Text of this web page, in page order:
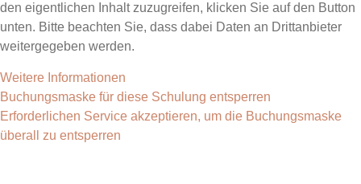
den eigentlichen Inhalt zuzugreifen, klicken Sie auf den Button
unten. Bitte beachten Sie, dass dabei Daten an Drittanbieter
weitergegeben werden.
Weitere Informationen
Buchungsmaske für diese Schulung entsperren
Erforderlichen Service akzeptieren, um die Buchungsmaske
überall zu entsperren